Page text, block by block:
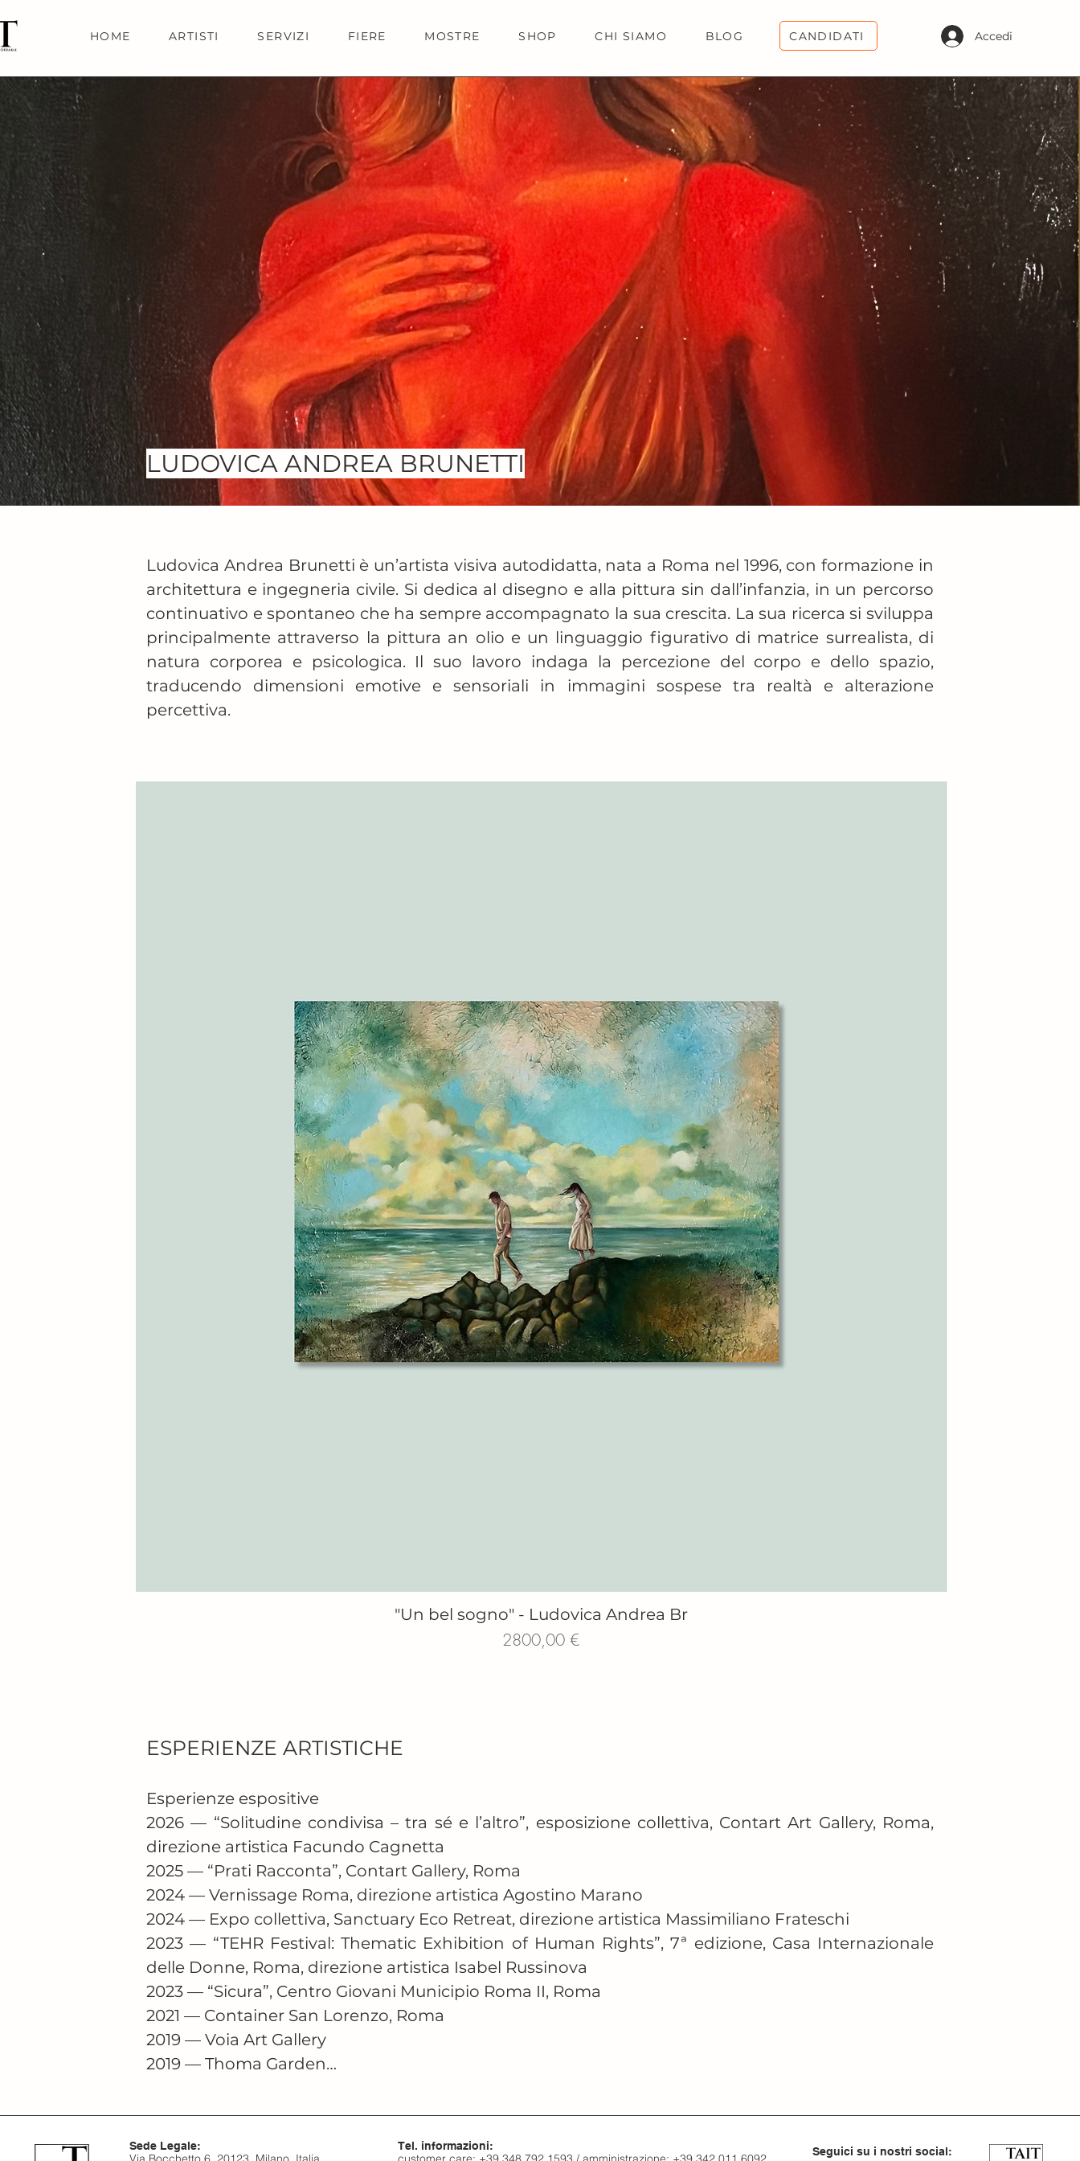
HOME ARTISTI SERVIZI FIERE MOSTRE SHOP CHI SIAMO BLOG Accedi
CANDIDATI
LUDOVICA ANDREA BRUNETTI
Ludovica Andrea Brunetti è un’artista visiva autodidatta, nata a Roma nel 1996, con formazione in
architettura e ingegneria civile. Si dedica al disegno e alla pittura sin dall’infanzia, in un percorso
continuativo e spontaneo che ha sempre accompagnato la sua crescita. La sua ricerca si sviluppa
principalmente attraverso la pittura an olio e un linguaggio figurativo di matrice surrealista, di
natura corporea e psicologica. Il suo lavoro indaga la percezione del corpo e dello spazio,
traducendo dimensioni emotive e sensoriali in immagini sospese tra realtà e alterazione
percettiva.
Vista rapida
"Un bel sogno" - ​​​​​​​Ludovica Andrea Br
Prezzo
2800,00 €
ESPERIENZE ARTISTICHE
Esperienze espositive
2026 — “Solitudine condivisa – tra sé e l’altro”, esposizione collettiva, Contart Art Gallery, Roma,
direzione artistica Facundo Cagnetta
2025 — “Prati Racconta”, Contart Gallery, Roma
2024 — Vernissage Roma, direzione artistica Agostino Marano
2024 — Expo collettiva, Sanctuary Eco Retreat, direzione artistica Massimiliano Frateschi
2023 — “TEHR Festival: Thematic Exhibition of Human Rights”, 7ª edizione, Casa Internazionale
delle Donne, Roma, direzione artistica Isabel Russinova
2023 — “Sicura”, Centro Giovani Municipio Roma II, Roma
2021 — Container San Lorenzo, Roma
2019 — Voia Art Gallery
2019 — Thoma Garden
Premi e riconoscimenti
2019 — “(Ri)generazione Scomodo”, MACRO, Roma
Sede Legale: Tel. informazioni: Seguici su i nostri social: